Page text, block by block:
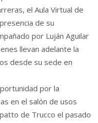
el Aula Virtual de
de su
por Luján Aguilar
llevan adelante la
desde su sede en
por la
en el salón de usos
de Trucco el pasado